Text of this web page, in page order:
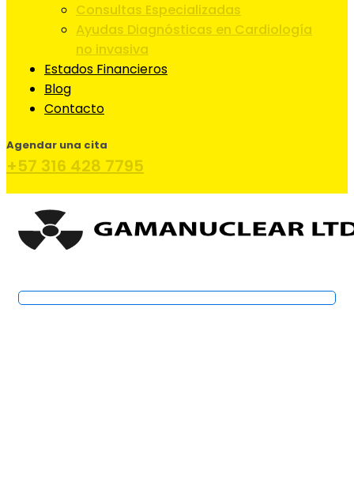
Consultas Especializadas
Ayudas Diagnósticas en Cardiología
no invasiva
Estados Financieros
Blog
Contacto
Agendar una cita
+57 316 428 7795